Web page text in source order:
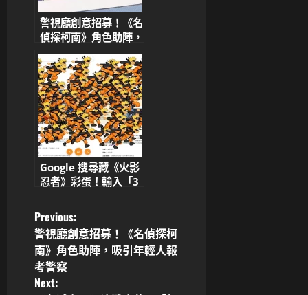
警視廳創意招募！《名
偵探柯南》角色助陣，
吸引年輕人報考警察
Google 搜尋藏《火影
忍者》彩蛋！輸入「3
身塞爆螢幕
P
o
s
Previous:
警視廳創意招募！《名偵探柯
南》角色助陣，吸引年輕人報
考警察
Next: